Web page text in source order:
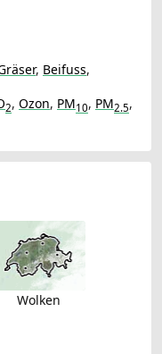
, Beifuss,
2, Ozon, PM10, PM2.5,
Wolken